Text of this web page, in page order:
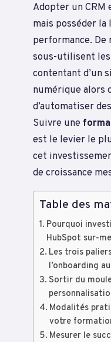
Adopter un CRM
mais posséder la
performance. De
sous-utilisent les
contentant d’un
numérique alors
d’automatiser
Suivre une
est le levier le
cet
de croissance
Table des
Pourquoi
HubSpot sur-
Les trois
l’onboarding
Sortir du
Modalités
votre
Mesurer le